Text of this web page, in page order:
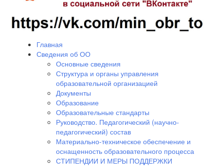
Главная
Сведения об ОО
Основные сведения
Структура и органы управления
образовательной организацией
Документы
Образование
Образовательные стандарты
Руководство. Педагогический (научно-
педагогический) состав
Материально-техническое обеспечение и
оснащенность образовательного процесса
СТИПЕНДИИ И МЕРЫ ПОДДЕРЖКИ